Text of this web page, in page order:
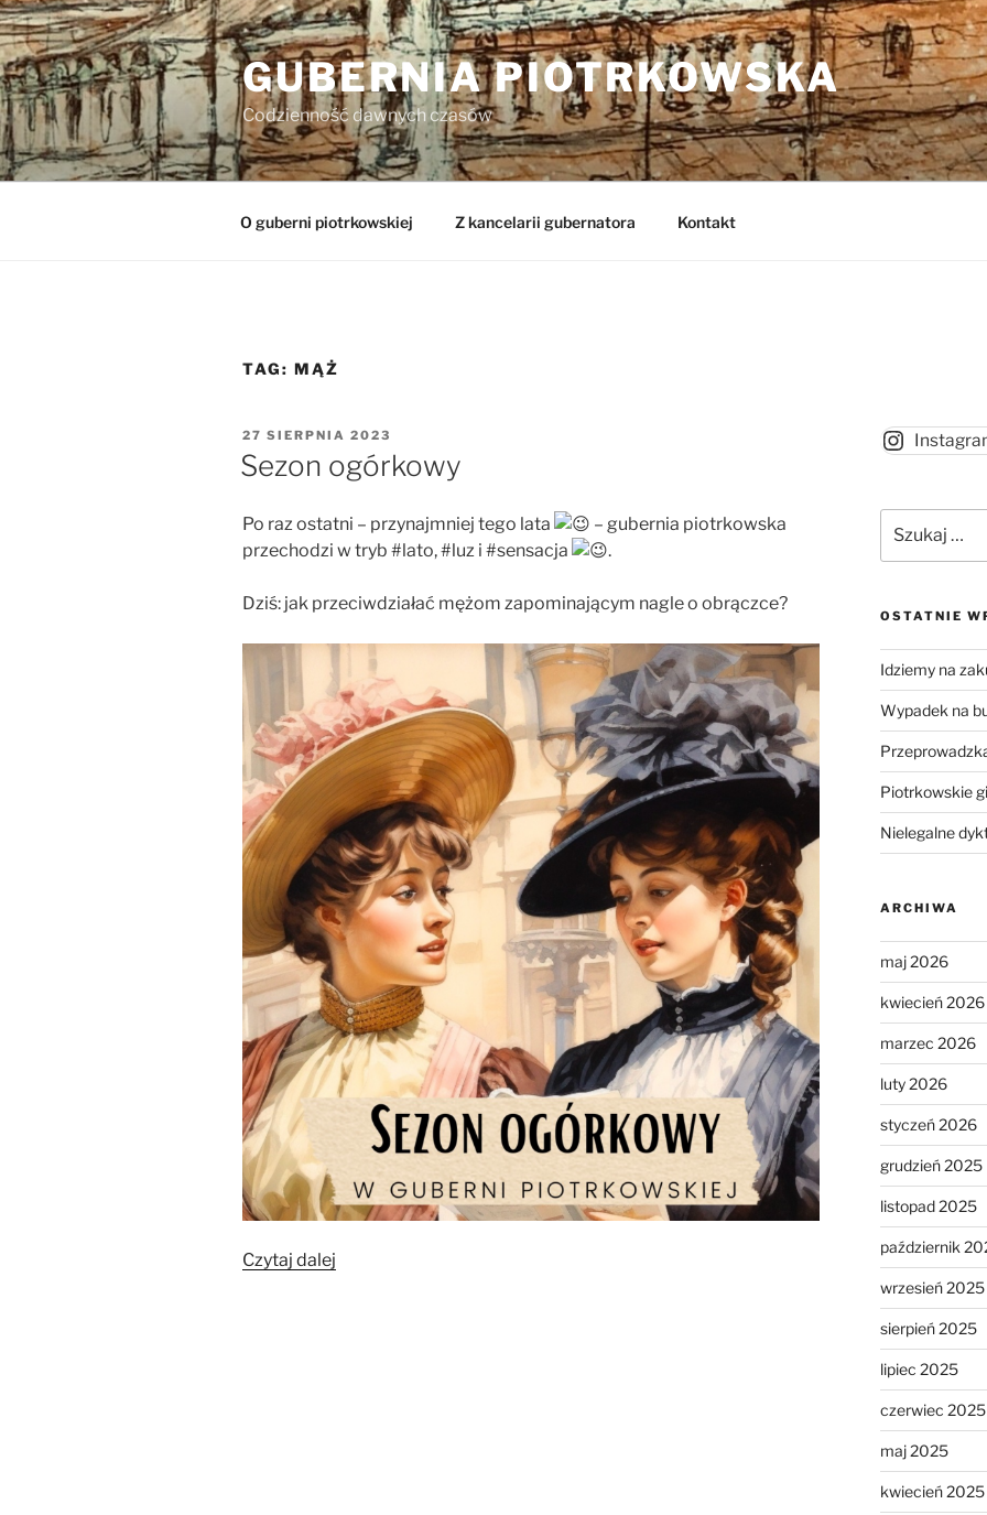
Przejdź
do
treści
GUBERNIA PIOTRKOWSKA
Codzienność dawnych czasów
O guberni piotrkowskiej Z kancelarii gubernatora Kontakt
TAG: MĄŻ
OPUBLIKOWANE
W
27 SIERPNIA 2023
Sezon ogórkowy
Po raz ostatni – przynajmniej tego lata
– gubernia piotrkowska
przechodzi w tryb #lato, #luz i #sensacja
.
Dziś: jak przeciwdziałać mężom zapominającym nagle o obrączce?
Czytaj dalej
OSTATNIE
Idziemy na
Wypadek na
Piotrkowskie
Nielegalne
ARCHIWA
maj 2026
kwiecień 2026
marzec 2026
luty 2026
styczeń 2026
grudzień 2025
listopad 2025
październik
wrzesień 2025
sierpień 2025
lipiec 2025
czerwiec 2025
maj 2025
kwiecień 2025